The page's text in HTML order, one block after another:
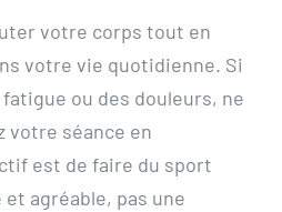
votre corps tout en
votre vie quotidienne. Si
ou des douleurs, ne
votre séance en
est de faire du sport
agréable, pas une